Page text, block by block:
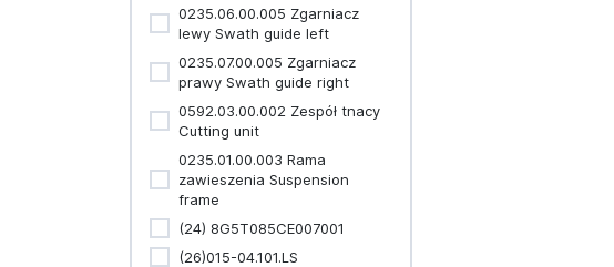
0235.06.00.005 Zgarniacz
lewy Swath guide left
0235.07.00.005 Zgarniacz
prawy Swath guide right
0592.03.00.002 Zespół tnacy
Cutting unit
0235.01.00.003 Rama
zawieszenia Suspension
frame
(24) 8G5T085CE007001
(26)015-04.101.LS